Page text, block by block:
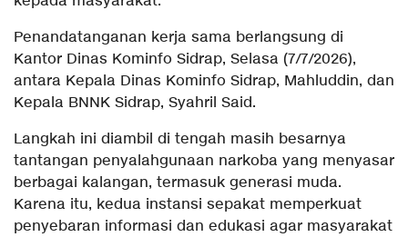
Penandatanganan kerja sama berlangsung di
Kantor Dinas Kominfo Sidrap, Selasa (7/7/2026),
antara Kepala Dinas Kominfo Sidrap, Mahluddin, dan
Kepala BNNK Sidrap, Syahril Said.
Langkah ini diambil di tengah masih besarnya
tantangan penyalahgunaan narkoba yang menyasar
berbagai kalangan, termasuk generasi muda.
Karena itu, kedua instansi sepakat memperkuat
penyebaran informasi dan edukasi agar masyarakat